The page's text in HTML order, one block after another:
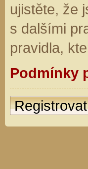
ujistěte, že
s dalšími
pravidla,
Podmínky
Registrovat